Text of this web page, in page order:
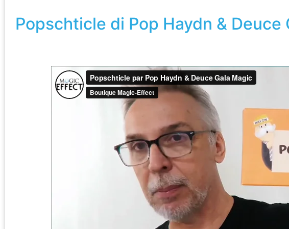
Popschticle di Pop Haydn & Deuce